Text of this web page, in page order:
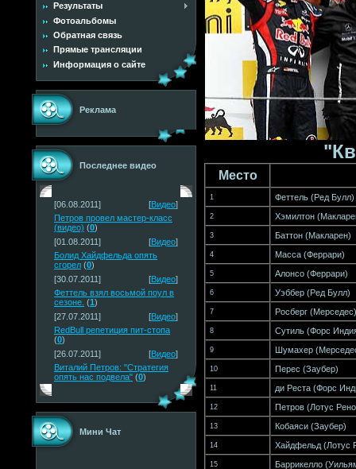
Результаты
Фотоальбомы
Обратная связь
Прямые трансляции
Информация о сайте
Реклама
Последнее видео
[06.08.2011] [Видео]
Петров провел мастер-класс
(видео) (0)
[01.08.2011]
[Видео]
Болид Хайдфельда опять
сгорел (0)
[30.07.2011]
[Видео]
Феттель взял восьмой поул в
сезоне. (1)
[27.07.2011]
[Видео]
RedBull репетиция пит-стопа
(0)
[26.07.2011]
[Видео]
Виталий Петров: "Стратегия
опять нас подвела" (0)
Мини Чат
Место
1 Феттель (Ред Булл)
2 Хэмилтон (
3 Баттон (Макларен)
4 Масса (Феррари)
5 Алонсо (Феррари)
6 Уэббер (Ред Булл)
7 Росберг (Мерседес)
8 Сутиль (Форс
9 Шумахер (
10 Перес (Заубер)
11 ди Реста (Форс
12 Петров (Лотус Рено
13 Кобаяси (Заубер)
14 Хайдфельд (Лотус
15 Баррикелло (